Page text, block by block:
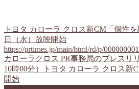
トヨタ カローラ クロス新CM「個性
日（水）放映開始
https://prtimes.jp/main/html/rd/p/
カローラクロス PR事務局のプレスリ
10時00分）トヨタ カローラ クロス新
開始